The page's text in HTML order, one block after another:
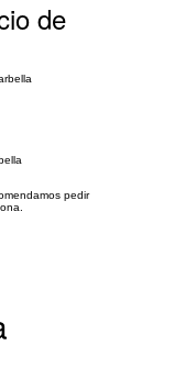
de
pedir